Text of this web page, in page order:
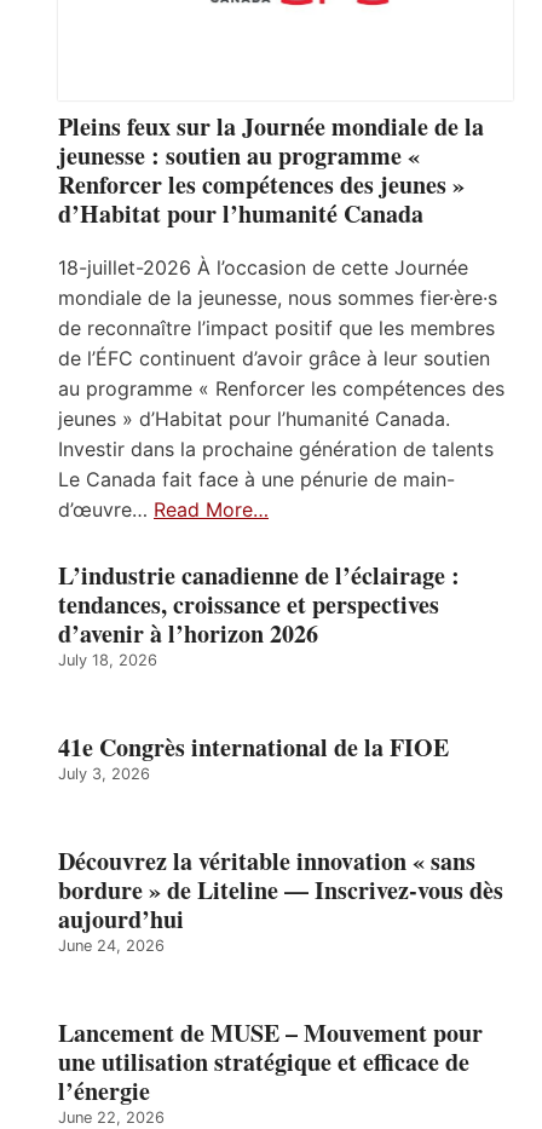
Pleins feux sur la Journée mondiale de la
jeunesse : soutien au programme «
Renforcer les compétences des jeunes »
d’Habitat pour l’humanité Canada
18-juillet-2026 À l’occasion de cette Journée
mondiale de la jeunesse, nous sommes fier·ère·s
de reconnaître l’impact positif que les membres
de l’ÉFC continuent d’avoir grâce à leur soutien
au programme « Renforcer les compétences des
jeunes » d’Habitat pour l’humanité Canada.
Investir dans la prochaine génération de talents
Le Canada fait face à une pénurie de main-
d’œuvre… Read More…
L’industrie canadienne de l’éclairage :
tendances, croissance et perspectives
d’avenir à l’horizon 2026
July 18, 2026
41e Congrès international de la FIOE
July 3, 2026
Découvrez la véritable innovation « sans
bordure » de Liteline — Inscrivez-vous dès
aujourd’hui
June 24, 2026
Lancement de MUSE – Mouvement pour
une utilisation stratégique et efficace de
l’énergie
June 22, 2026